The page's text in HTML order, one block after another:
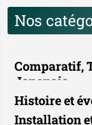
Nos
Comparatif,
Japonais
Histoire et
Installation